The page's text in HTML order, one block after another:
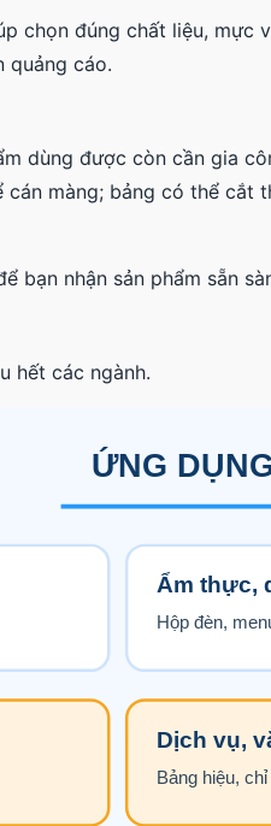
chọn đúng chất liệu,
quảng cáo.
dùng được còn cần gia
màng; bảng có thể cắt
bạn nhận sản phẩm sẵn
hết các ngành.